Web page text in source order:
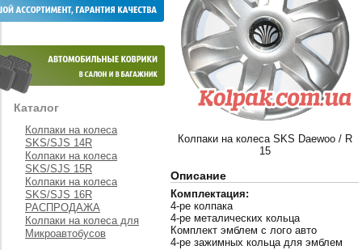
Каталог
Колпаки на колеса
SKS/SJS 14R
Колпаки на колеса
SKS/SJS 15R
Колпаки на колеса
SKS/SJS 16R
РАСПРОДАЖА
Колпаки на колеса для
Микроавтобусов
Колпаки на колеса SKS Daewoo / R
15
Описание
Комплектация:
4-ре колпака
4-ре металических кольца
Комплект эмблем с лого авто
4-ре зажимных кольца для эмблем